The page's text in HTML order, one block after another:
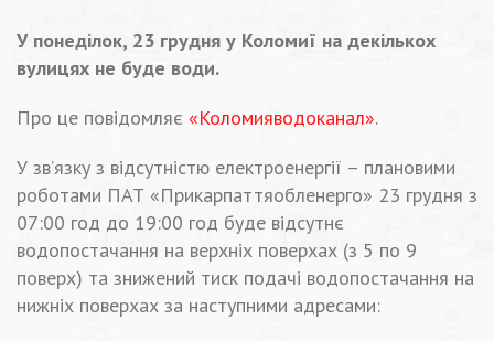
У понеділок, 23 грудня у Коломиї на декількох
вулицях не буде води.
Про це повідомляє «Коломияводоканал».
У зв’язку з відсутністю електроенергії – плановими
роботами ПАТ «Прикарпаттяобленерго» 23 грудня з
07:00 год до 19:00 год буде відсутнє
водопостачання на верхніх поверхах (з 5 по 9
поверх) та знижений тиск подачі водопостачання на
нижніх поверхах за наступними адресами: